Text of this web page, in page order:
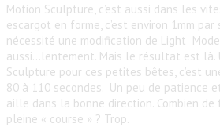
Motion Sculpture, c’est aussi dans les
escargot en forme, c’est environ 1mm par
nécessité une modification de Light
aussi…lentement. Mais le résultat est là.
Sculpture pour ces petites bêtes, c’est
80 à 110 secondes. Un peu de patience
aille dans la bonne direction. Combien
pleine « course » ? Trop.